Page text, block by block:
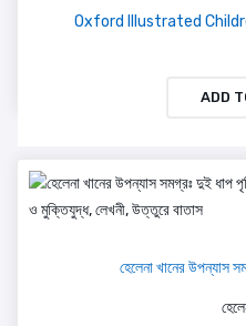
Oxford Illustrated
ADD
হেলেনা খানের উপন্যাস